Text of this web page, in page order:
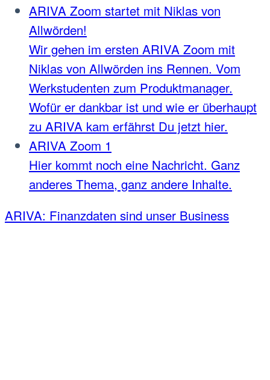
ARIVA Zoom startet mit Niklas von
Allwörden!
Wir gehen im ersten ARIVA Zoom mit
Niklas von Allwörden ins Rennen. Vom
Werkstudenten zum Produktmanager.
Wofür er dankbar ist und wie er überhaupt
zu ARIVA kam erfährst Du jetzt hier.
ARIVA Zoom 1
Hier kommt noch eine Nachricht. Ganz
anderes Thema, ganz andere Inhalte.
ARIVA: Finanzdaten sind unser Business